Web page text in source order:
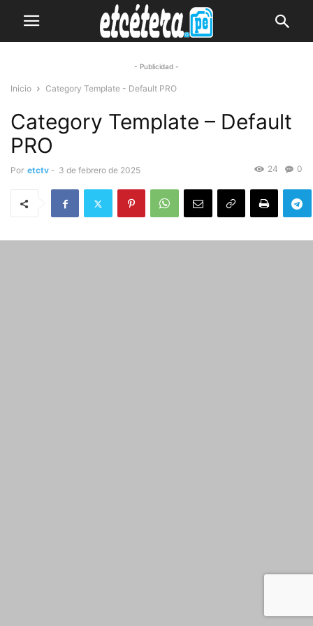
- Publicidad -
Inicio Category Template - Default PRO
Category Template – Default
PRO
Por etctv - 3 de febrero de 2025 0
24